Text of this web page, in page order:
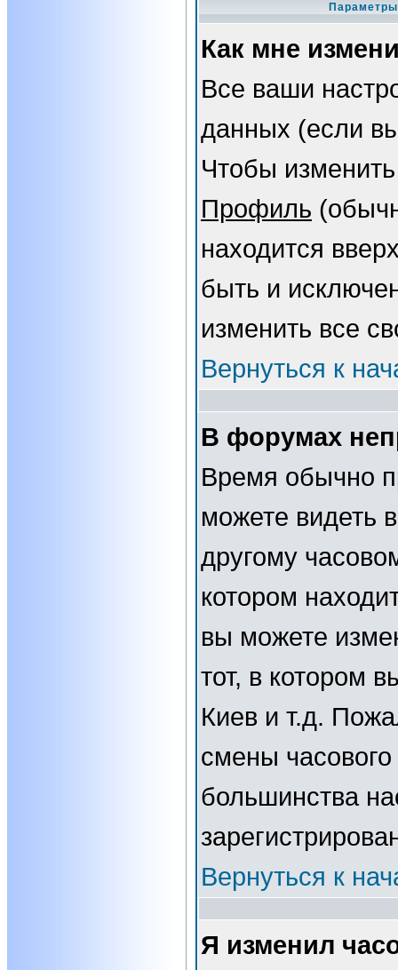
Как мне
Все ваши
данных (если
Чтобы
Профиль
находится
быть и
изменить все
Вернуться к
В форумах
Время обычно
можете видеть
другому
котором
вы можете
тот, в котором
Киев и т.д.
смены
большинства
Вернуться к
Я изменил